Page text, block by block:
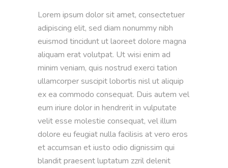
Lorem ipsum dolor sit amet, consectetuer
adipiscing elit, sed diam nonummy nibh
euismod tincidunt ut laoreet dolore magna
aliquam erat volutpat. Ut wisi enim ad
minim veniam, quis nostrud exerci tation
ullamcorper suscipit lobortis nisl ut aliquip
ex ea commodo consequat. Duis autem vel
eum iriure dolor in hendrerit in vulputate
velit esse molestie consequat, vel illum
dolore eu feugiat nulla facilisis at vero eros
et accumsan et iusto odio dignissim qui
blandit praesent luptatum zzril delenit